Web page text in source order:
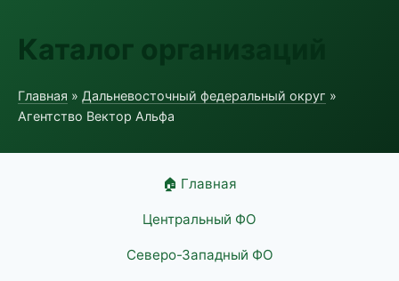
Каталог организаций
Главная » Дальневосточный федеральный округ »
Агентство Вектор Альфа
🏠 Главная
Центральный ФО
Северо-Западный ФО